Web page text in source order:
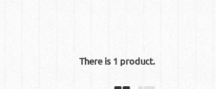
There is 1 product.